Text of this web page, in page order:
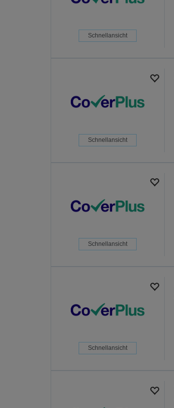
Schnellansicht
Schnellansicht
Schnellansicht
Schnellansicht